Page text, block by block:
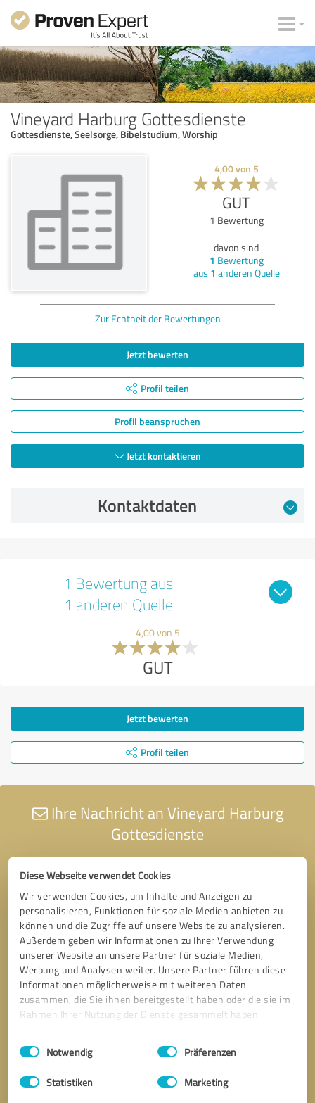
Diese Webseite verwendet Cookies
Wir verwenden Cookies, um Inhalte und Anzeigen zu
personalisieren, Funktionen für soziale Medien anbieten zu
können und die Zugriffe auf unsere Website zu analysieren.
Außerdem geben wir Informationen zu Ihrer Verwendung
unserer Website an unsere Partner für soziale Medien,
Werbung und Analysen weiter. Unsere Partner führen diese
Informationen möglicherweise mit weiteren Daten
zusammen, die Sie ihnen bereitgestellt haben oder die sie im
Rahmen Ihrer Nutzung der Dienste gesammelt haben.
Impressum Datenschutzbestimmungen
Einwilligungsauswahl
Notwendig Präferenzen
Statistiken Marketing
Vineyard Harburg Gottesdienste
Gottesdienste, Seelsorge, Bibelstudium, Worship
4,00von 5
GUT
1 Bewertung
davon sind
1 Bewertung
aus 1 anderen Quelle
Zur Echtheit der Bewertungen
Jetzt bewerten
Profil teilen
Profil beanspruchen
Jetzt kontaktieren
Kontaktdaten
1 Bewertung aus
1 anderen Quelle
4,00 von 5
GUT
Jetzt bewerten
Profil teilen
Ihre Nachricht an Vineyard Harburg
Gottesdienste